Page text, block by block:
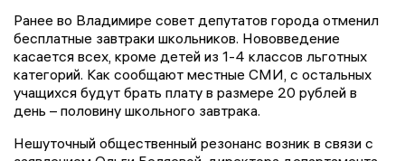
Ранее во Владимире совет депутатов города отменил
бесплатные завтраки школьников. Нововведение
касается всех, кроме детей из 1-4 классов льготных
категорий. Как сообщают местные СМИ, с остальных
учащихся будут брать плату в размере 20 рублей в
день – половину школьного завтрака.
Нешуточный общественный резонанс возник в связи с